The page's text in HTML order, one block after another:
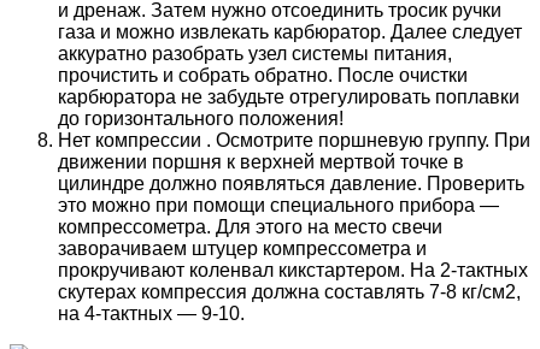
и дренаж. Затем нужно отсоединить тросик ручки
газа и можно извлекать карбюратор. Далее следует
аккуратно разобрать узел системы питания,
прочистить и собрать обратно. После очистки
карбюратора не забудьте отрегулировать поплавки
до горизонтального положения!
Нет компрессии . Осмотрите поршневую группу. При
движении поршня к верхней мертвой точке в
цилиндре должно появляться давление. Проверить
это можно при помощи специального прибора —
компрессометра. Для этого на место свечи
заворачиваем штуцер компрессометра и
прокручивают коленвал кикстартером. На 2-тактных
скутерах компрессия должна составлять 7-8 кг/см2,
на 4-тактных — 9-10.